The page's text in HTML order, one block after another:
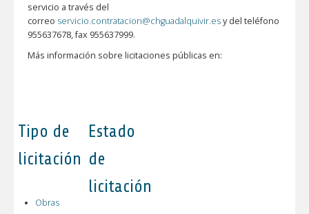
servicio a través del
correo servicio.contratacion@chguadalquivir.esy del teléfono
955637678, fax 955637999.
Más información sobre licitaciones públicas en:
Tipo de
licitación
Obras
Estado
de
licitación